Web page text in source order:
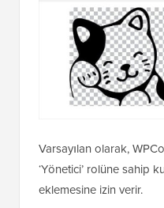
Varsayılan olarak,
‘Yönetici’ rolüne sahip
eklemesine izin verir.